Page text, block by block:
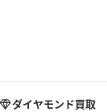
ダイヤモンド買取